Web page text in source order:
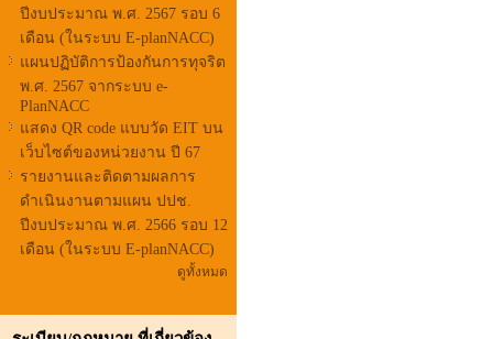
ปีงบประมาณ พ.ศ. 2567 รอบ 6
เดือน (ในระบบ E-planNACC)
แผนปฏิบัติการป้องกันการทุจริต
พ.ศ. 2567 จากระบบ e-
PlanNACC
แสดง QR code แบบวัด EIT บน
เว็บไซต์ของหน่วยงาน ปี 67
รายงานและติดตามผลการ
ดำเนินงานตามแผน ปปช.
ปีงบประมาณ พ.ศ. 2566 รอบ 12
เดือน (ในระบบ E-planNACC)
ดูทั้งหมด